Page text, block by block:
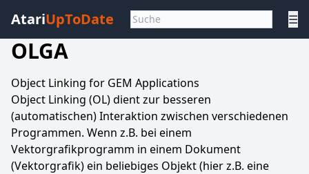
AtariUpToDate ☰
OLGA
Object Linking for GEM Applications
Object Linking (OL) dient zur besseren
(automatischen) Interaktion zwischen verschiedenen
Programmen. Wenn z.B. bei einem
Vektorgrafikprogramm in einem Dokument
(Vektorgrafik) ein beliebiges Objekt (hier z.B. eine